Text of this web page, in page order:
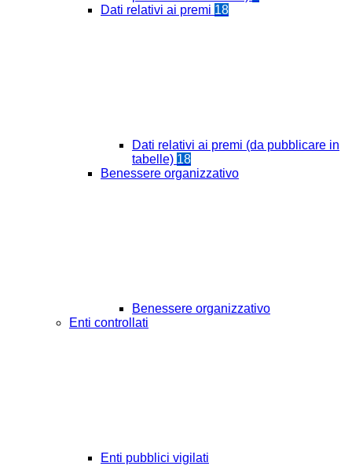
Dati relativi ai premi 18
Dati relativi ai premi (da pubblicare in
tabelle) 18
Benessere organizzativo
Benessere organizzativo
Enti controllati
Enti pubblici vigilati